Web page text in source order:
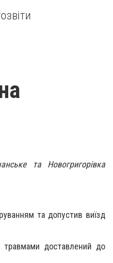
та Новогригорівка
та допустив виїзд
доставлений до